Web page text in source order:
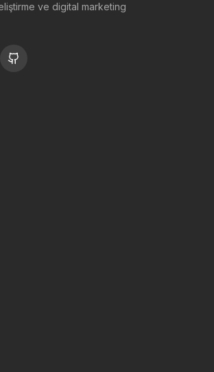
ve digital marketing